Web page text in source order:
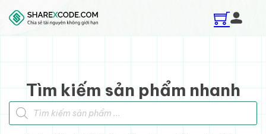
Skip to main content
Skip to footer
Tìm kiếm sản phẩm nhanh
Tìm kiếm sản phẩm